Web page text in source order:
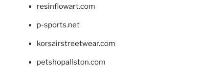
resinflowart.com
p-sports.net
korsairstreetwear.com
petshopallston.com